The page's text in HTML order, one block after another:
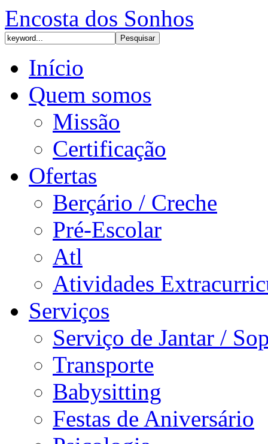
Encosta dos Sonhos
Início
Quem somos
Missão
Certificação
Ofertas
Berçário / Creche
Pré-Escolar
Atl
Atividades
Serviços
Serviço de Jantar /
Transporte
Babysitting
Festas de Aniversário